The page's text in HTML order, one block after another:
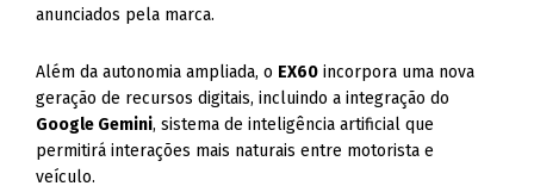
anunciados pela marca.
Além da autonomia ampliada, o EX60 incorpora uma nova
geração de recursos digitais, incluindo a integração do
Google Gemini, sistema de inteligência artificial que
permitirá interações mais naturais entre motorista e
veículo.